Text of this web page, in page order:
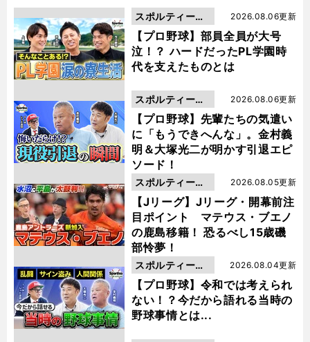
【プロ野球】部員全員が大号
泣！？ ハードだったPL学園時
代を支えたものとは
2026.08.06更新
スポルティーバ
動画
【プロ野球】先輩たちの気遣い
に「もうできへんな」。金村義
明＆大塚光二が明かす引退エピ
ソード！
2026.08.06更新
スポルティーバ
動画
【Jリーグ】Jリーグ・開幕前注
目ポイント マテウス・ブエノ
の鹿島移籍！ 恐るべし15歳磯
部怜夢！
2026.08.05更新
スポルティーバ
動画
【プロ野球】令和では考えられ
ない！？今だから語れる当時の
野球事情とは...
2026.08.04更新
スポルティーバ
動画